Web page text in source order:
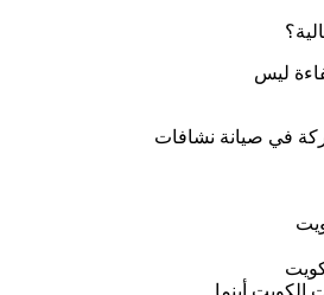
ليس
في صيانة نشافات